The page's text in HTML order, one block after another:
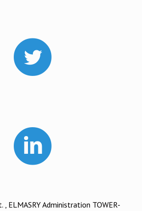
, ELMASRY Administration TOWER-